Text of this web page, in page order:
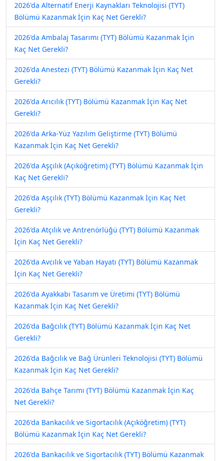
2026'da Alternatif Enerji Kaynakları Teknolojisi (TYT)
Bölümü Kazanmak İçin Kaç Net Gerekli?
2026'da Ambalaj Tasarımı (TYT) Bölümü Kazanmak İçin
Kaç Net Gerekli?
2026'da Anestezi (TYT) Bölümü Kazanmak İçin Kaç Net
Gerekli?
2026'da Arıcılık (TYT) Bölümü Kazanmak İçin Kaç Net
Gerekli?
2026'da Arka-Yüz Yazılım Geliştirme (TYT) Bölümü
Kazanmak İçin Kaç Net Gerekli?
2026'da Aşçılık (Açıköğretim) (TYT) Bölümü Kazanmak İçin
Kaç Net Gerekli?
2026'da Aşçılık (TYT) Bölümü Kazanmak İçin Kaç Net
Gerekli?
2026'da Atçılık ve Antrenörlüğü (TYT) Bölümü Kazanmak
İçin Kaç Net Gerekli?
2026'da Avcılık ve Yaban Hayatı (TYT) Bölümü Kazanmak
İçin Kaç Net Gerekli?
2026'da Ayakkabı Tasarım ve Üretimi (TYT) Bölümü
Kazanmak İçin Kaç Net Gerekli?
2026'da Bağcılık (TYT) Bölümü Kazanmak İçin Kaç Net
Gerekli?
2026'da Bağcılık ve Bağ Ürünleri Teknolojisi (TYT) Bölümü
Kazanmak İçin Kaç Net Gerekli?
2026'da Bahçe Tarımı (TYT) Bölümü Kazanmak İçin Kaç
Net Gerekli?
2026'da Bankacılık ve Sigortacılık (Açıköğretim) (TYT)
Bölümü Kazanmak İçin Kaç Net Gerekli?
2026'da Bankacılık ve Sigortacılık (TYT) Bölümü Kazanmak